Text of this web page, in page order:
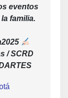
eventos
familia.
/ SCRD